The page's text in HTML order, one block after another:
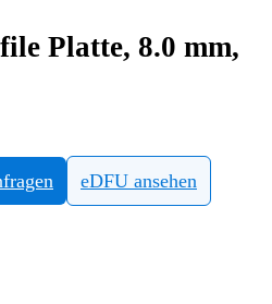
Platte, 8.0 mm,
eDFU ansehen